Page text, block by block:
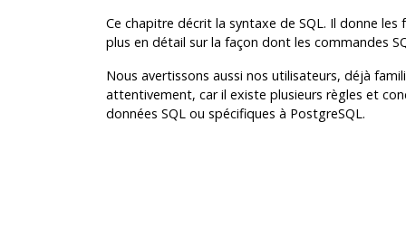
Ce chapitre décrit la syntaxe de SQL. Il donne
plus en détail sur la façon dont les commandes
Nous avertissons aussi nos utilisateurs, déjà
attentivement, car il existe plusieurs règles et
données SQL ou spécifiques à PostgreSQL.